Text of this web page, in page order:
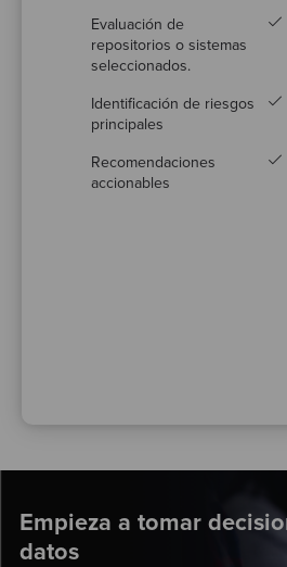
Evaluación de
repositorios o sistemas
seleccionados.
Identificación de riesgos
principales
Recomendaciones
accionables
Empieza a tomar
datos